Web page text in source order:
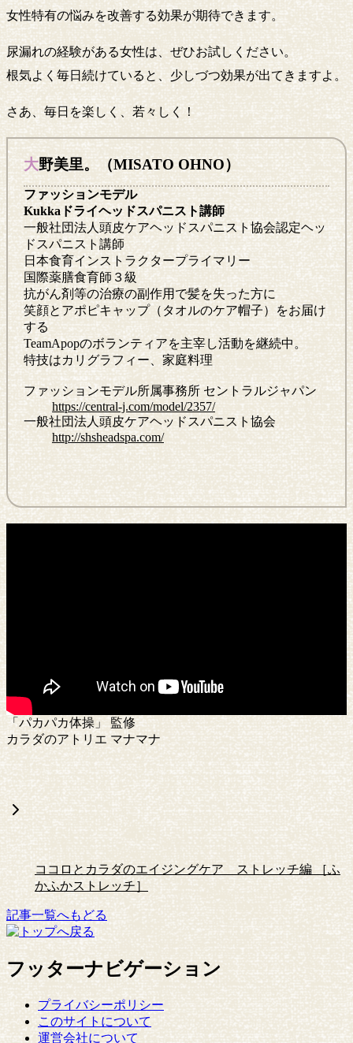
女性特有の悩みを改善する効果が期待できます。
尿漏れの経験がある女性は、ぜひお試しください。
根気よく毎日続けていると、少しづつ効果が出てきますよ。
さあ、毎日を楽しく、若々しく！
大野美里。（MISATO OHNO）
ファッションモデル
Kukkaドライヘッドスパニスト講師
一般社団法人頭皮ケアヘッドスパニスト協会認定ヘッ
ドスパニスト講師
日本食育インストラクタープライマリー
国際薬膳食育師３級
抗がん剤等の治療の副作用で髪を失った方に
笑顔とアポピキャップ（タオルのケア帽子）をお届け
する
TeamApopのボランティアを主宰し活動を継続中。
特技はカリグラフィー、家庭料理
ファッションモデル所属事務所 セントラルジャパン
https://central-j.com/model/2357/
一般社団法人頭皮ケアヘッドスパニスト協会
http://shsheadspa.com/
「パカパカ体操」 監修
カラダのアトリエ マナマナ
ココロとカラダのエイジングケア ストレッチ編 ［ふ
かふかストレッチ］
記事一覧へもどる
フッターナビゲーション
プライバシーポリシー
このサイトについて
運営会社について